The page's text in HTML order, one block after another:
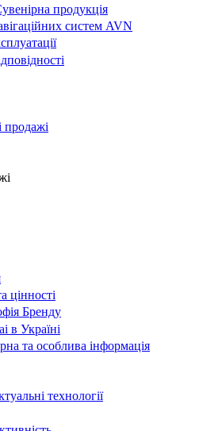
продукція
систем AVN
продажі
цінності
Бренду
в Україні
та особлива інформація
технології